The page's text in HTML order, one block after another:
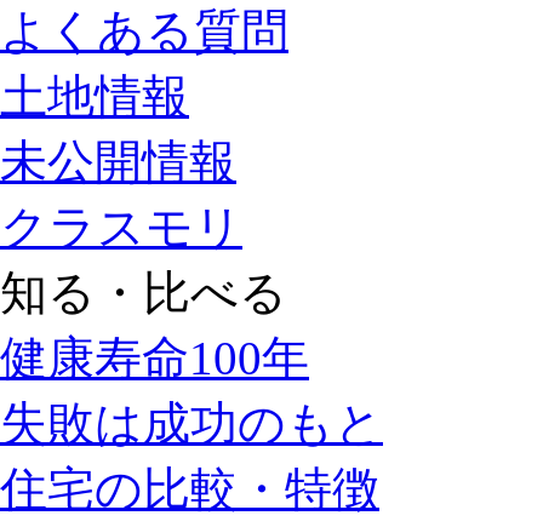
よくある質問
土地情報
未公開情報
クラスモリ
知る・比べる
健康寿命100年
失敗は成功のもと
住宅の比較・特徴